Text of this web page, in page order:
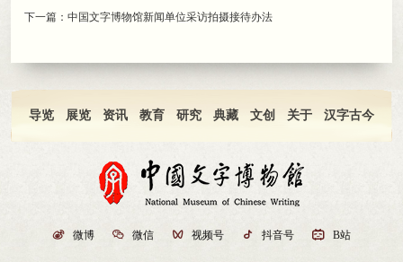
下一篇： 中国文字博物馆新闻单位采访拍摄接待办法
导览 展览 资讯 教育 研究 典藏 文创 关于 汉字古今
 微博  微信  视频号  抖音号  B站